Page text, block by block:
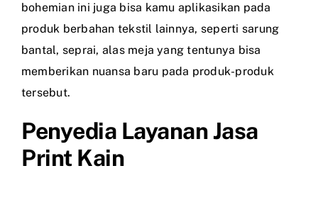
bohemian ini juga bisa kamu aplikasikan pada
produk berbahan tekstil lainnya, seperti sarung
bantal, seprai, alas meja yang tentunya bisa
memberikan nuansa baru pada produk-produk
tersebut.
Penyedia Layanan Jasa
Print Kain